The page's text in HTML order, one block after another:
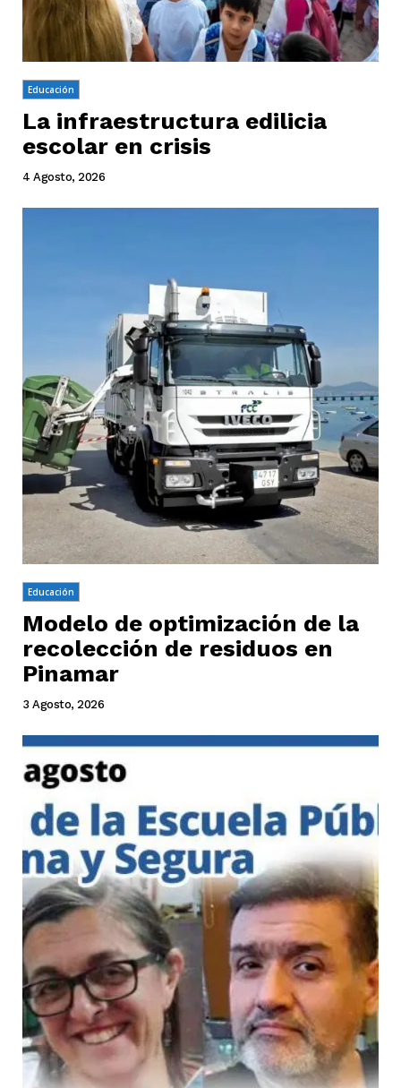
Educación
La infraestructura edilicia
escolar en crisis
4 Agosto, 2026
Educación
Modelo de optimización de la
recolección de residuos en
Pinamar
3 Agosto, 2026